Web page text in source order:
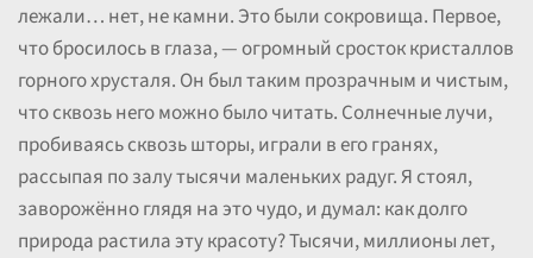
лежали… нет, не камни. Это были сокровища. Первое,
что бросилось в глаза, — огромный сросток кристаллов
горного хрусталя. Он был таким прозрачным и чистым,
что сквозь него можно было читать. Солнечные лучи,
пробиваясь сквозь шторы, играли в его гранях,
рассыпая по залу тысячи маленьких радуг. Я стоял,
заворожённо глядя на это чудо, и думал: как долго
природа растила эту красоту? Тысячи, миллионы лет,